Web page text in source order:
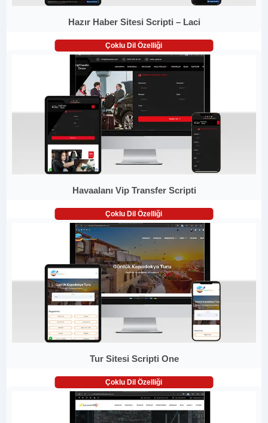
Hazır Haber Sitesi Scripti – Laci
Çoklu Dil Özelliği
Havaalanı Vip Transfer Scripti
Çoklu Dil Özelliği
Tur Sitesi Scripti One
Çoklu Dil Özelliği